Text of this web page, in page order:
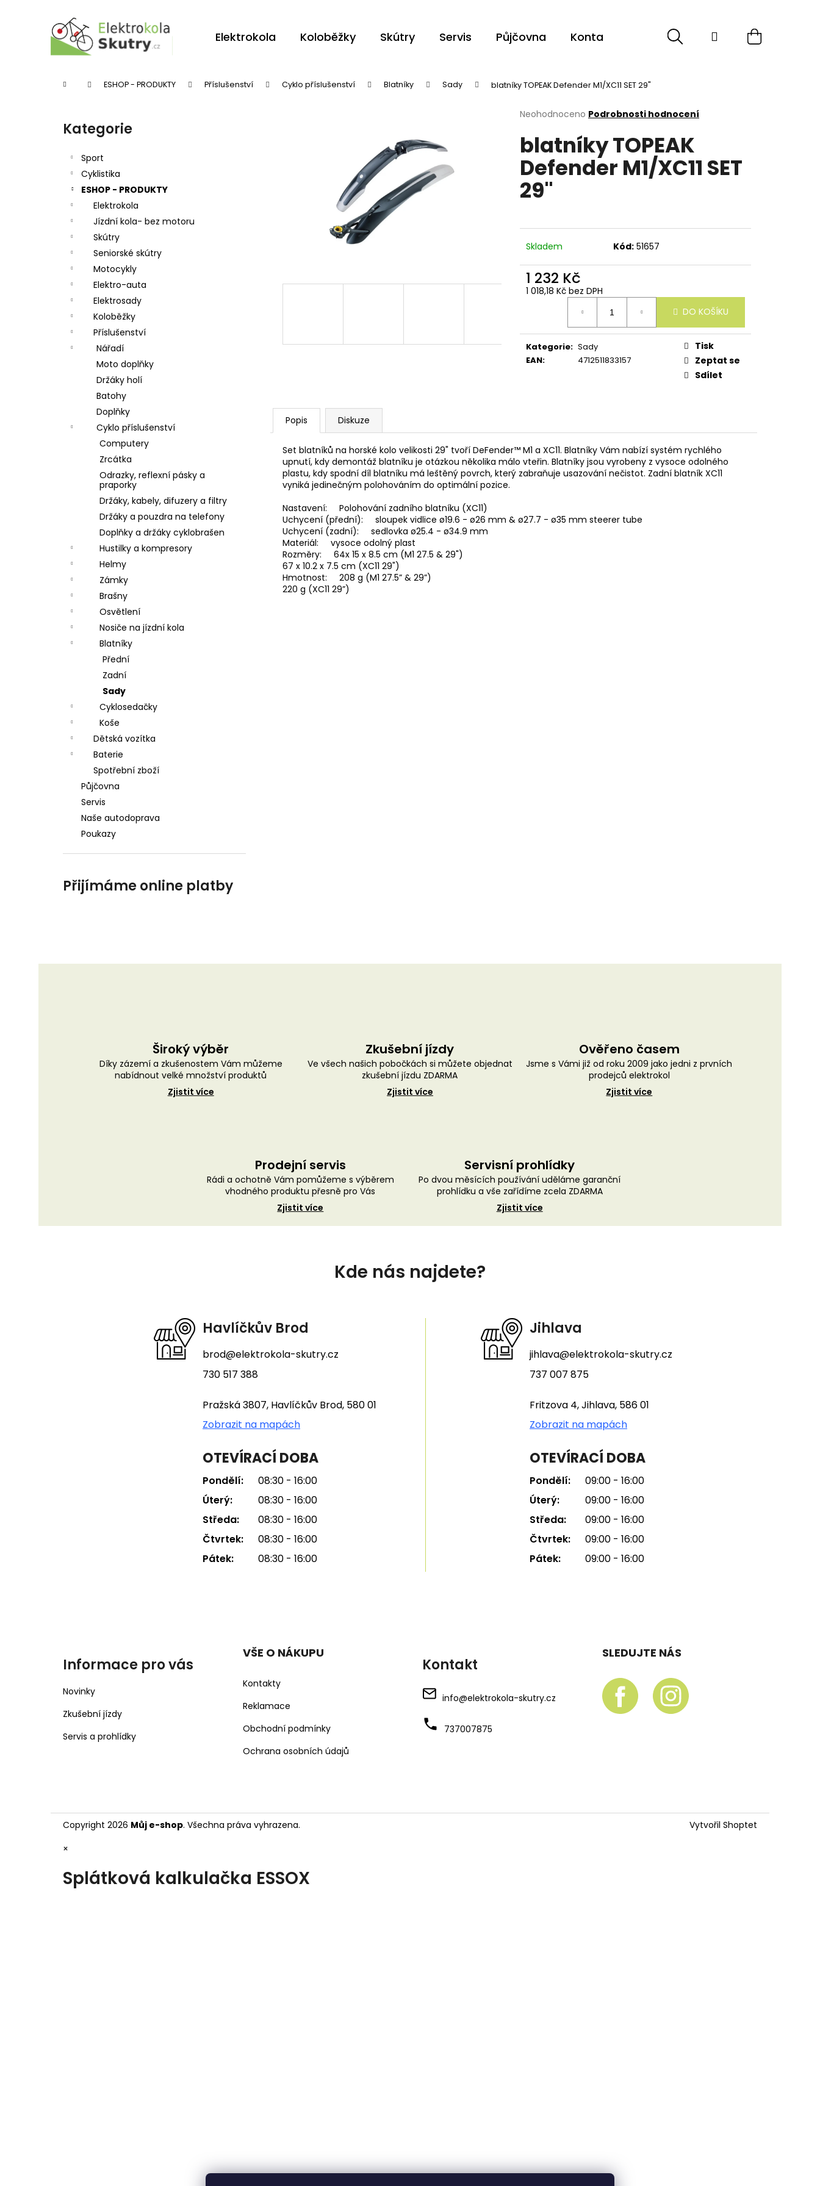
Elektrokola Koloběžky Skútry Servis Půjčovna Kontakt Sport Cyklistika
HledatPřihlášeníNákupní
Domů ESHOP - PRODUKTY Příslušenství Cyklo příslušenství Blatníky Sady blatníky TOPEAK Defender M1/XC11 SET 29"
Přeskočit
kategorie
Kategorie
Sport
Cyklistika
ESHOP - PRODUKTY
Elektrokola
Jízdní kola- bez motoru
Skútry
Seniorské skútry
Motocykly
Elektro-auta
Elektrosady
Koloběžky
Příslušenství
Nářadí
Moto doplňky
Držáky holí
Batohy
Doplňky
Cyklo příslušenství
Computery
Zrcátka
Odrazky, reflexní pásky a
praporky
Držáky, kabely, difuzery a filtry
Držáky a pouzdra na telefony
Doplňky a držáky cyklobrašen
Hustilky a kompresory
Helmy
Zámky
Brašny
Osvětlení
Nosiče na jízdní kola
Blatníky
Přední
Zadní
Sady
Cyklosedačky
Koše
Dětská vozítka
Baterie
Spotřební zboží
Půjčovna
Servis
Naše autodoprava
Poukazy
Přijímáme online platby
Průměrné
produktu
je
0,0
5
hvězdiček.
Neohodnoceno Podrobnosti hodnocení
blatníky TOPEAK
Defender M1/XC11 SET
29"
Skladem Kód: 51657
1 232 Kč
1 018,18 Kč bez DPH
DO KOŠÍKU
Kategorie: Sady
EAN: 4712511833157
Tisk
Zeptat se
Sdílet
Popis Diskuze
Set blatníků na horské kolo velikosti 29" tvoří DeFender™ M1 a XC11. Blatníky Vám nabízí systém rychlého
upnutí, kdy demontáž blatníku je otázkou několika málo vteřin. Blatníky jsou vyrobeny z vysoce odolného
plastu, kdy spodní díl blatníku má leštěný povrch, který zabraňuje usazování nečistot. Zadní blatník XC11
vyniká jedinečným polohováním do optimální pozice.
Nastavení: Polohování zadního blatníku (XC11)
Uchycení (přední): sloupek vidlice ø19.6 - ø26 mm & ø27.7 - ø35 mm steerer tube
Uchycení (zadní): sedlovka ø25.4 - ø34.9 mm
Materiál: vysoce odolný plast
Rozměry: 64x 15 x 8.5 cm (M1 27.5 & 29")
67 x 10.2 x 7.5 cm (XC11 29")
Hmotnost: 208 g (M1 27.5” & 29”)
220 g (XC11 29”)
Široký výběr
Díky zázemí a zkušenostem Vám můžeme
nabídnout velké množství produktů
Zjistit více
Zkušební jízdy
Ve všech našich pobočkách si můžete objednat
zkušební jízdu ZDARMA
Zjistit více
Ověřeno časem
Jsme s Vámi již od roku 2009 jako jedni z prvních
prodejců elektrokol
Zjistit více
Prodejní servis
Rádi a ochotně Vám pomůžeme s výběrem
vhodného produktu přesně pro Vás
Zjistit více
Servisní prohlídky
Po dvou měsících používání uděláme garanční
prohlídku a vše zařídíme zcela ZDARMA
Zjistit více
Zpět
Zpět
Doporučujeme
Kde nás najdete?
Havlíčkův Brod
brod@elektrokola-skutry.cz
730 517 388
Pražská 3807, Havlíčkův Brod, 580 01
Zobrazit na mapách
OTEVÍRACÍ DOBA
Pondělí:
08:30 - 16:00
Úterý:
08:30 - 16:00
Středa:
08:30 - 16:00
Čtvrtek:
08:30 - 16:00
Pátek:
08:30 - 16:00
Jihlava
jihlava@elektrokola-skutry.cz
737 007 875
Fritzova 4, Jihlava, 586 01
Zobrazit na mapách
OTEVÍRACÍ DOBA
Pondělí:
09:00 - 16:00
Úterý:
09:00 - 16:00
Středa:
09:00 - 16:00
Čtvrtek:
09:00 - 16:00
Pátek:
09:00 - 16:00
Informace pro vás
Novinky
Zkušební jízdy
Servis a prohlídky
VŠE O NÁKUPU
Kontakty
Reklamace
Obchodní podmínky
Ochrana osobních údajů
Kontakt
info@elektrokola-skutry.cz
737007875
SLEDUJTE NÁS
Vytvořil Shoptet
Copyright 2026 Můj e-shop. Všechna práva vyhrazena.
×
Splátková kalkulačka ESSOX